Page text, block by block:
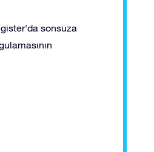
sonsuza